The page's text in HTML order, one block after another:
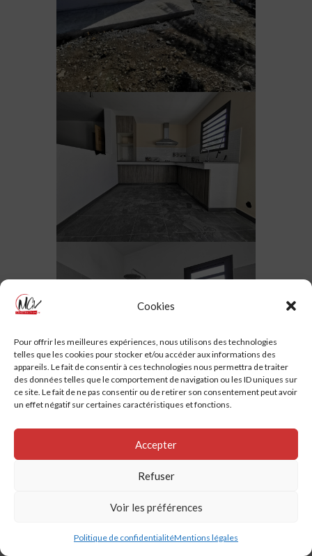
Cookies
Pour offrir les meilleures expériences, nous utilisons des technologies
telles que les cookies pour stocker et/ou accéder aux informations des
appareils. Le fait de consentir à ces technologies nous permettra de traiter
des données telles que le comportement de navigation ou les ID uniques sur
ce site. Le fait de ne pas consentir ou de retirer son consentement peut avoir
un effet négatif sur certaines caractéristiques et fonctions.
Accepter
Refuser
Voir les préférences
Politique de confidentialitéMentions légales